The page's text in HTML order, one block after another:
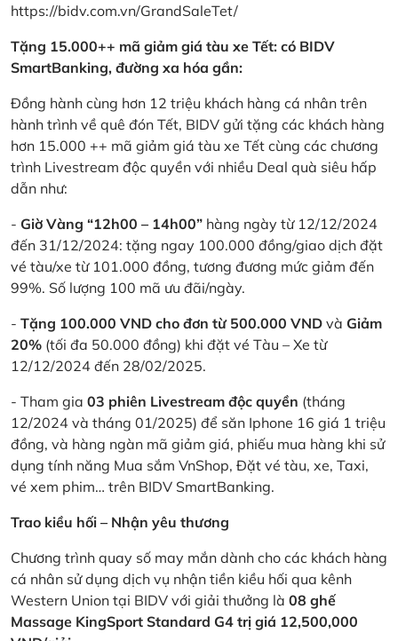
https://bidv.com.vn/GrandSaleTet/
Tặng 15.000++ mã giảm giá tàu xe Tết: có BIDV
SmartBanking, đường xa hóa gần:
Đồng hành cùng hơn 12 triệu khách hàng cá nhân trên
hành trình về quê đón Tết, BIDV gửi tặng các khách hàng
hơn 15.000 ++ mã giảm giá tàu xe Tết cùng các chương
trình Livestream độc quyền với nhiều Deal quà siêu hấp
dẫn như:
- Giờ Vàng “12h00 – 14h00” hàng ngày từ 12/12/2024
đến 31/12/2024: tặng ngay 100.000 đồng/giao dịch đặt
vé tàu/xe từ 101.000 đồng, tương đương mức giảm đến
99%. Số lượng 100 mã ưu đãi/ngày.
- Tặng 100.000 VND cho đơn từ 500.000 VND và Giảm
20% (tối đa 50.000 đồng) khi đặt vé Tàu – Xe từ
12/12/2024 đến 28/02/2025.
- Tham gia 03 phiên Livestream độc quyền (tháng
12/2024 và tháng 01/2025) để săn Iphone 16 giá 1 triệu
đồng, và hàng ngàn mã giảm giá, phiếu mua hàng khi sử
dụng tính năng Mua sắm VnShop, Đặt vé tàu, xe, Taxi,
vé xem phim… trên BIDV SmartBanking.
Trao kiều hối – Nhận yêu thương
Chương trình quay số may mắn dành cho các khách hàng
cá nhân sử dụng dịch vụ nhận tiền kiều hối qua kênh
Western Union tại BIDV với giải thưởng là 08 ghế
Massage KingSport Standard G4 trị giá 12,500,000